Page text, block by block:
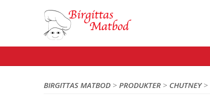
BIRGITTAS MATBOD > PRODUKTER > CHUTNEY >